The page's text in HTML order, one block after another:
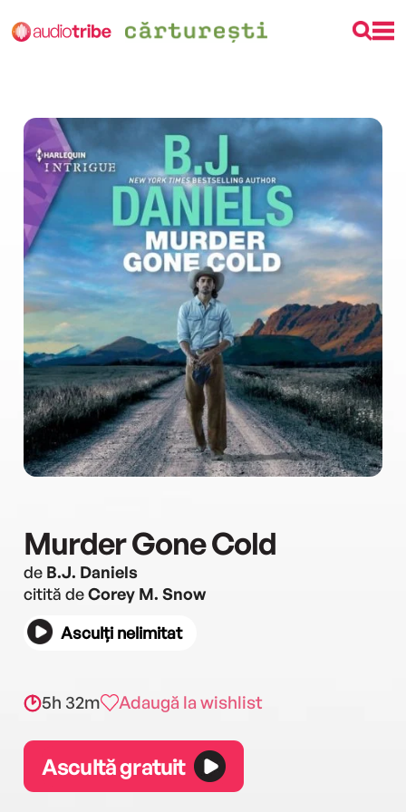
Murder Gone Cold
de B.J. Daniels
citită deCorey M. Snow
Asculți nelimitat
5h 32m Adaugă la wishlist
Ascultă gratuit